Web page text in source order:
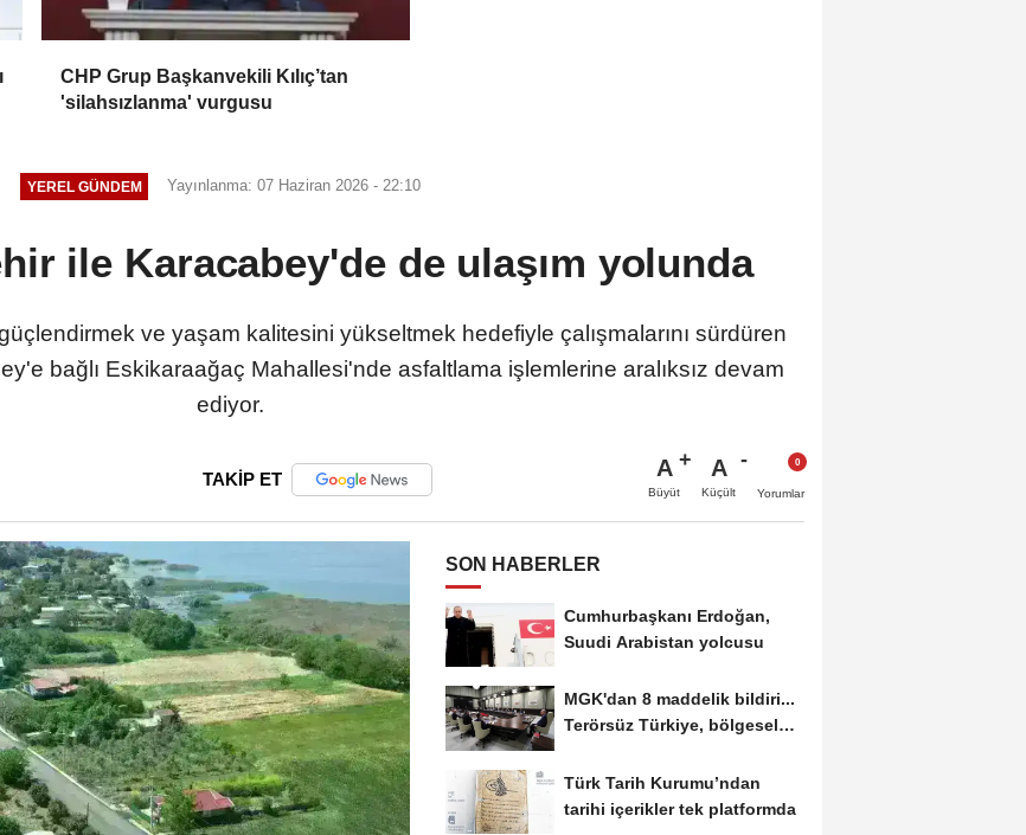
CHP Grup Başkanvekili Kılıç’tan
'silahsızlanma' vurgusu
YEREL GÜNDEM Yayınlanma: 07 Haziran 2026 - 22:10
ile Karacabey'de de ulaşım yolunda
güçlendirmek ve yaşam kalitesini yükseltmek hedefiyle çalışmalarını sürdüren
bağlı Eskikaraağaç Mahallesi'nde asfaltlama işlemlerine aralıksız devam
ediyor.
TAKİP ET A
Büyüt
A
Küçült Yorumlar
SON HABERLER
Cumhurbaşkanı Erdoğan,
Suudi Arabistan yolcusu
MGK'dan 8 maddelik bildiri...
Terörsüz Türkiye, bölgesel
Türk Tarih Kurumu’ndan
tarihi içerikler tek platformda